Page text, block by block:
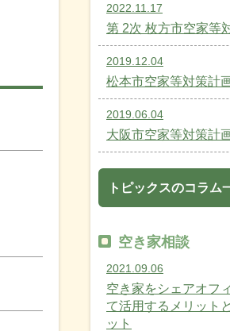
2022.11.17
第 2次 枚方市空家等
2019.12.04
松本市空家等対策計
2019.06.04
大阪市空家等対策計
トピックスのコラム
空き家相談
2021.09.06
空き家をシェアオフ
て活用するメリット
ット